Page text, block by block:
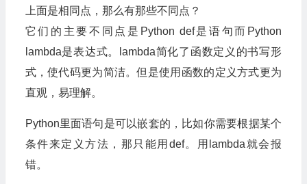
上面是相同点，那么有那些不同点？
它们的主要不同点是Python def是语句而Python
lambda是表达式。lambda简化了函数定义的书写形
式，使代码更为简洁。但是使用函数的定义方式更为
直观，易理解。
Python里面语句是可以嵌套的，比如你需要根据某个
条件来定义方法，那只能用def。用lambda就会报
错。